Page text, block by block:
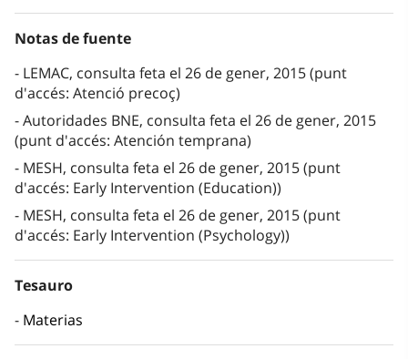
Notas de fuente
LEMAC, consulta feta el 26 de gener, 2015 (punt
d'accés: Atenció precoç)
Autoridades BNE, consulta feta el 26 de gener, 2015
(punt d'accés: Atención temprana)
MESH, consulta feta el 26 de gener, 2015 (punt
d'accés: Early Intervention (Education))
MESH, consulta feta el 26 de gener, 2015 (punt
d'accés: Early Intervention (Psychology))
Tesauro
Materias